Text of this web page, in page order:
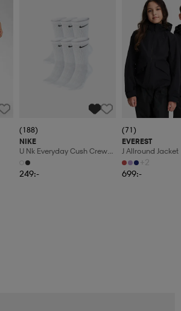
(188)
NIKE
U Nk Everyday Cush Crew
6pr-Bd
249:-
(71)
EVEREST
J Allround Jacket
+2
699:-